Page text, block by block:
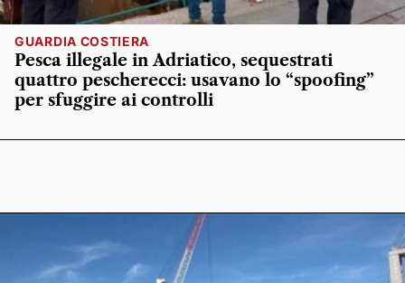
GUARDIA COSTIERA
Pesca illegale in Adriatico, sequestrati
quattro pescherecci: usavano lo “spoofing”
per sfuggire ai controlli